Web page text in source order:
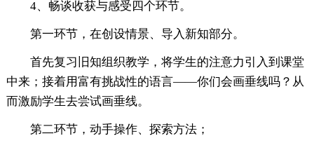
4、畅谈收获与感受四个环节。
第一环节，在创设情景、导入新知部分。
首先复习旧知组织教学，将学生的注意力引入到课堂
中来；接着用富有挑战性的语言——你们会画垂线吗？从
而激励学生去尝试画垂线。
第二环节，动手操作、探索方法；